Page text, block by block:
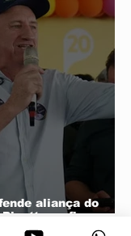
aliança do
e afirma que
com esse acordo